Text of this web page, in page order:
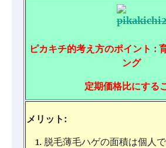
ピカキチ的考え方のポイント :
ング
定期価格比にする
メリット:
脱毛薄毛ハゲの面積は個人